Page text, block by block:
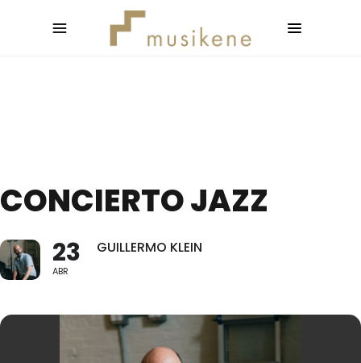
CONCIERTO JAZZ
23
ABR
GUILLERMO KLEIN